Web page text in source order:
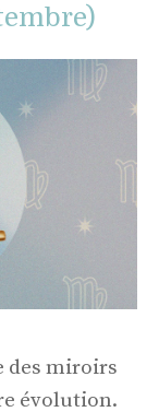
des miroirs
évolution.